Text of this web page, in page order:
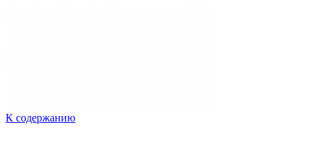
К содержанию